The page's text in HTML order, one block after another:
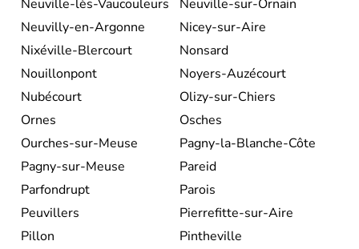
Neuville-lès-Vaucouleurs
Neuville-sur-Ornain
Neuvilly-en-Argonne
Nicey-sur-Aire
Nixéville-Blercourt
Nonsard
Nouillonpont
Noyers-Auzécourt
Nubécourt
Olizy-sur-Chiers
Ornes
Osches
Ourches-sur-Meuse
Pagny-la-Blanche-Côte
Pagny-sur-Meuse
Pareid
Parfondrupt
Parois
Peuvillers
Pierrefitte-sur-Aire
Pillon
Pintheville